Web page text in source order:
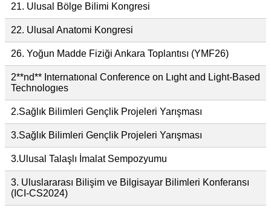
21. Ulusal Bölge Bilimi Kongresi
22. Ulusal Anatomi Kongresi
26. Yoğun Madde Fiziği Ankara Toplantısı (YMF26)
2**nd** Internatıonal Conference on Lıght and Light-Based
Technologıes
2.Sağlık Bilimleri Gençlik Projeleri Yarışması
3.Sağlık Bilimleri Gençlik Projeleri Yarışması
3.Ulusal Talaşlı İmalat Sempozyumu
3. Uluslararası Bilişim ve Bilgisayar Bilimleri Konferansı
(ICI-CS2024)